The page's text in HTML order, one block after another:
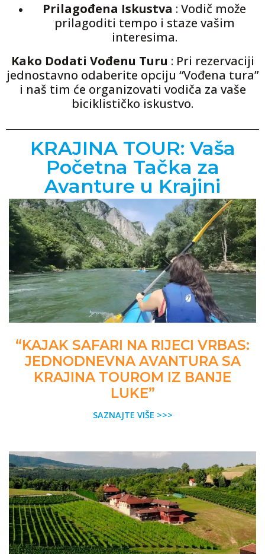
Prilagođena Iskustva : Vodič može
prilagoditi tempo i staze vašim
interesima.
Kako Dodati Vođenu Turu : Pri rezervaciji
jednostavno odaberite opciju “Vođena tura”
i naš tim će organizovati vodiča za vaše
biciklističko iskustvo.
KRAJINA TOUR: Vaša
Početna Tačka za
Avanture u Krajini
“KAJAK SAFARI NA RIJECI VRBAS:
JEDNODNEVNA AVANTURA SA
KRAJINA TOUROM IZ BANJE
LUKE”
SAZNAJTE VIŠE >>>